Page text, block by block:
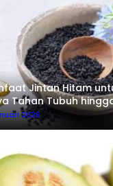
Jintan Hitam
Tahan Tubuh
2026